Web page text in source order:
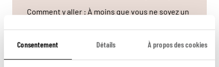
Consentement Détails À propos des cookies
Comment y aller : À moins que vous ne soyez un
plus rapide de rejoindre l'île est l'avion. Recife et
Natal opèrent des vols quotidiens pour l'île. Le